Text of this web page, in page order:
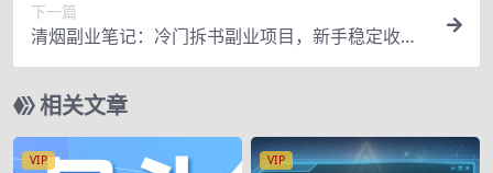
下一篇
清烟副业笔记：冷门拆书副业项目，新手稳定收益3
00+
相关文章
VIP VIP